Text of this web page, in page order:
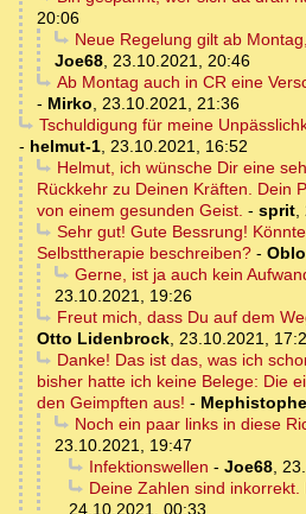
20:06
Neue Regelung gilt ab
Joe68, 23.10.2021, 20:46
Ab Montag auch in CR eine
- Mirko, 23.10.2021, 21:36
Tschuldigung für meine
- helmut-1, 23.10.2021, 16:52
Helmut, ich wünsche Dir eine
Rückkehr zu Deinen Kräften. Dein
von einem gesunden Geist. - sprit,
Sehr gut! Gute Bessrung!
Selbsttherapie beschreiben? -
Gerne, ist ja auch kein
23.10.2021, 19:26
Freut mich, dass Du auf dem
Otto Lidenbrock, 23.10.2021,
Danke! Das ist das, was ich
bisher hatte ich keine Belege: Die
den Geimpften aus! -
Noch ein paar links in diese
23.10.2021, 19:47
Infektionswellen - Joe68,
Deine Zahlen sind
24.10.2021, 00:33